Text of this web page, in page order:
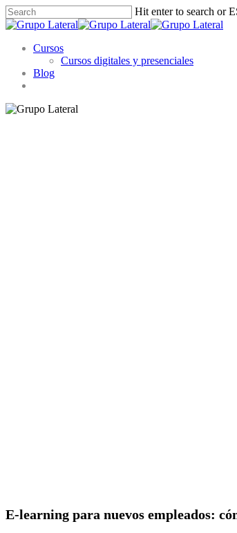
Skip
to
content
Hit enter to search or
Close
Menu
Cursos
Cursos digitales y presenciales
Blog
E-learning para nuevos empleados: